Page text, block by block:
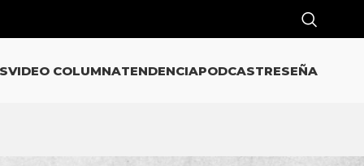
VIDEO COLUMNATENDENCIAPODCASTRESEÑA